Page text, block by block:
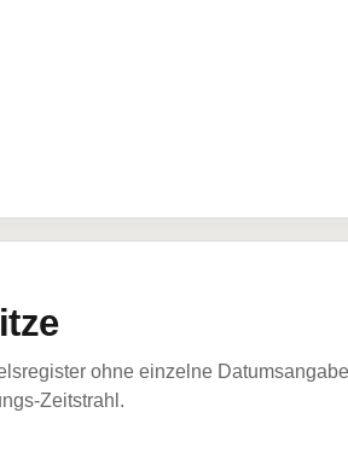
ohne einzelne
Zeitstrahl.